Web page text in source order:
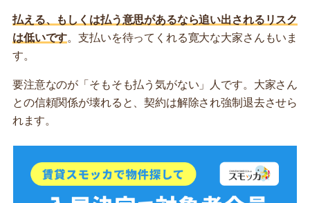
払える、もしくは払う意思があるなら追い出されるリスク
は低いです。支払いを待ってくれる寛大な大家さんもいま
す。
要注意なのが「そもそも払う気がない」人です。大家さん
との信頼関係が壊れると、契約は解除され強制退去させら
れます。